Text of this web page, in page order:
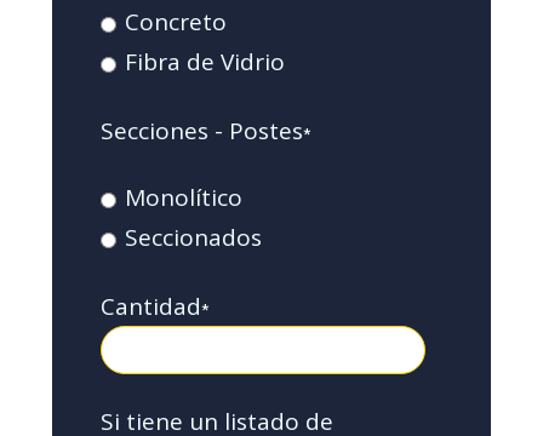
Concreto
Fibra de Vidrio
Secciones - Postes*
Monolítico
Seccionados
Cantidad*
Si tiene un listado de